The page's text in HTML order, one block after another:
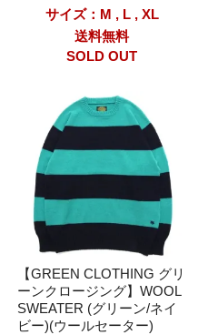
サイズ：M , L , XL
送料無料
SOLD OUT
【GREEN CLOTHING グリ
ーンクロージング】WOOL
SWEATER (グリーン/ネイ
ビー)(ウールセーター)